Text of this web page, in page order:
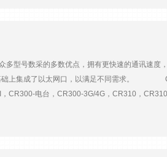
扩展通道容量，包括专为热电偶设计的型号。
型号数采的多数优点，拥有更快速的通讯速度
础上集成了以太网口，以满足不同需求。
电台，CR300-3G/4G，CR310，CR310-
用BPALK碱性电池套件或PS200，PS150可充